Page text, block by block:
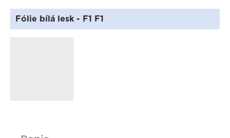
Fólie bílá lesk - F1 F1